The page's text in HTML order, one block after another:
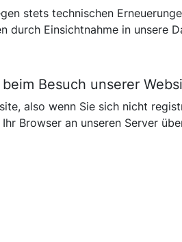
stets technischen
durch Einsichtnahme in unsere
Besuch unserer
also wenn Sie sich nicht
Browser an unseren Server